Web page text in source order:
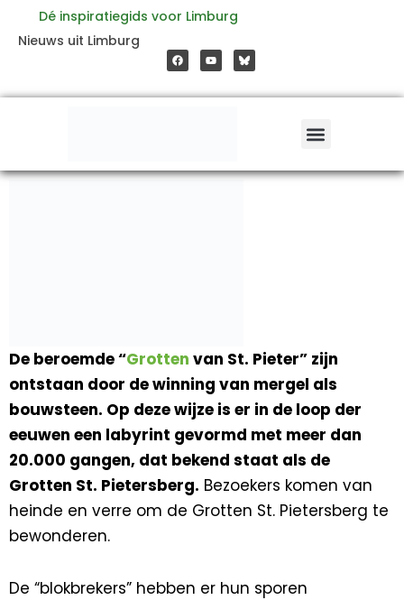
inhoud
Dé inspiratiegids voor Limburg
Nieuws uit Limburg
a
c
e
o
o
o
u
t
b
e
De beroemde “Grotten van St. Pieter” zijn
ontstaan door de winning van mergel als
bouwsteen. Op deze wijze is er in de loop der
eeuwen een labyrint gevormd met meer dan
20.000 gangen, dat bekend staat als de
Grotten St. Pietersberg. Bezoekers komen van
heinde en verre om de Grotten St. Pietersberg te
bewonderen.
De “blokbrekers” hebben er hun sporen